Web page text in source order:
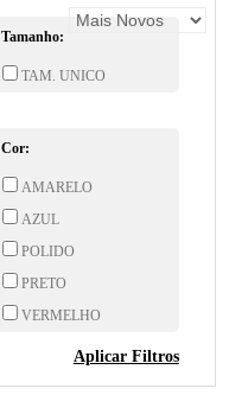
Tamanho:
TAM. UNICO
Cor:
AMARELO
AZUL
POLIDO
PRETO
VERMELHO
Aplicar Filtros